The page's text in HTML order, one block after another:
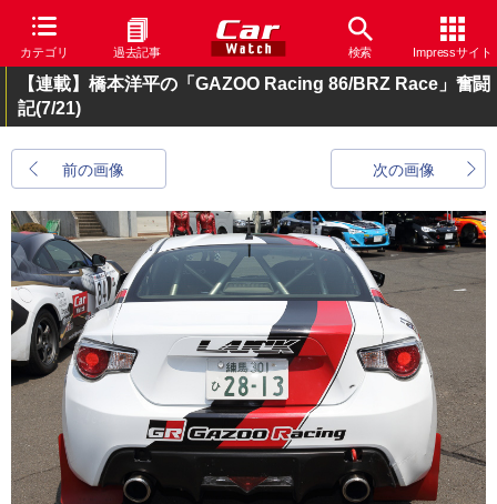
カテゴリ 過去記事 検索 Impressサイト
【連載】橋本洋平の「GAZOO Racing 86/BRZ Race」奮闘
記(7/21)
前の画像 次の画像